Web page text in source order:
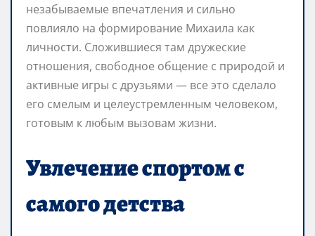
незабываемые впечатления и сильно
повлияло на формирование Михаила как
личности. Сложившиеся там дружеские
отношения, свободное общение с природой и
активные игры с друзьями — все это сделало
его смелым и целеустремленным человеком,
готовым к любым вызовам жизни.
Увлечение спортом с
самого детства